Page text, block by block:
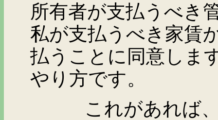
所有者が支払うべき
私が支払うべき家賃
払うことに同意しま
やり方です。
これがあれば、前